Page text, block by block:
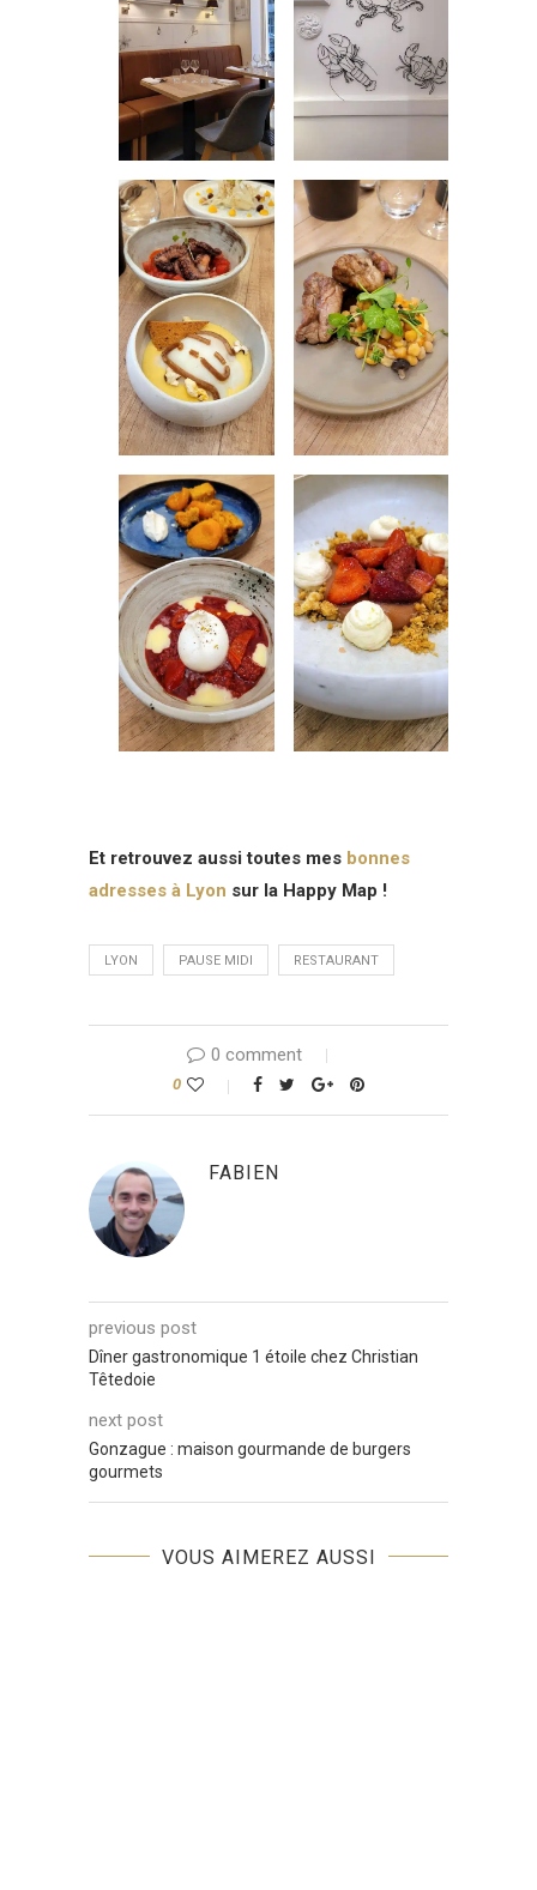
Et retrouvez aussi toutes mes bonnes
adresses à Lyon sur la Happy Map !
LYON PAUSE MIDI RESTAURANT
0 comment
0
FABIEN
previous post
Dîner gastronomique 1 étoile chez Christian
Têtedoie
next post
Gonzague : maison gourmande de burgers
gourmets
VOUS AIMEREZ AUSSI